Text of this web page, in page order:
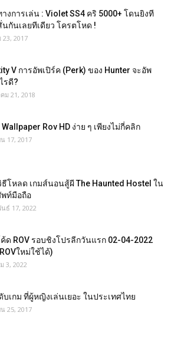
งการเล่น : Violet SS4 คริ 5000+ โดนยิงที
กันเลยทีเดียว โครตโหด !
23, 2017
V การอัพเปิร์ค (Perk) ของ Hunter จะอัพ
รดี?
ม 21, 2018
Wallpaper Rov HD ง่าย ๆ เพียงไม่กี่คลิก
17, 2017
โหลด เกมส์นอนสู้ผี The Haunted Hostel ใน
ท์มือถือ
ธ์ 17, 2022
ด ROV รอบชิงโปรลีกวันแรก 02-04-2022
ใหม่ใช้ได้)
3, 2022
บเกม ที่ผู้หญิงเล่นเยอะ ในประเทศไทย
25, 2017